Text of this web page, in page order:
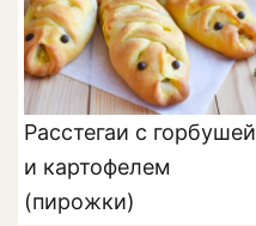
Расстегаи с горбушей
и картофелем
(пирожки)